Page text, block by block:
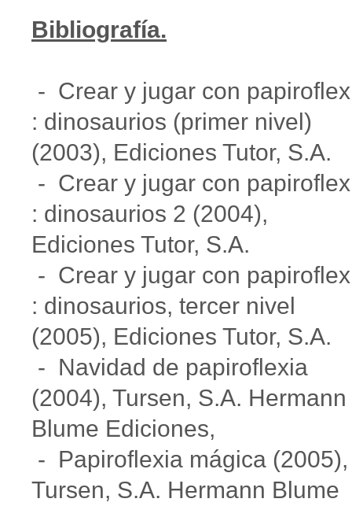
Bibliografía.
- Crear y jugar con
: dinosaurios (primer nivel)
(2003), Ediciones Tutor, S.A.
- Crear y jugar con
: dinosaurios 2 (2004),
Ediciones Tutor, S.A.
- Crear y jugar con
: dinosaurios, tercer nivel
(2005), Ediciones Tutor, S.A.
- Navidad de papiroflexia
(2004), Tursen, S.A. Hermann
Blume Ediciones,
- Papiroflexia mágica (2005),
Tursen, S.A. Hermann Blume